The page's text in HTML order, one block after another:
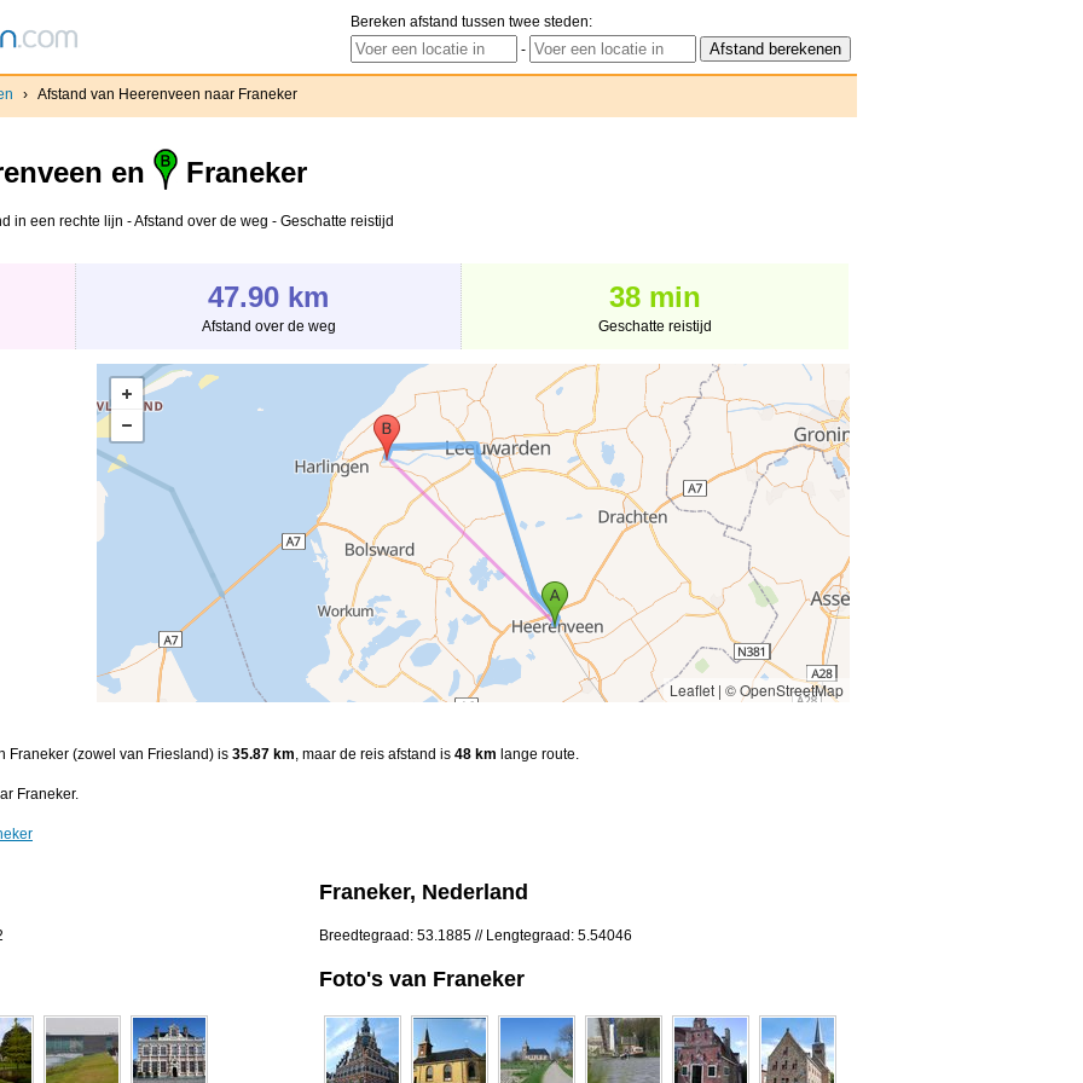
Bereken afstand tussen twee steden:
-
› Afstand van Heerenveen naar Franeker
en Franeker
in een rechte lijn - Afstand over de weg - Geschatte reistijd
47.90 km
Afstand over de weg
38 min
Geschatte reistijd
Leaflet | © OpenStreetMap
Franeker (zowel van Friesland) is 35.87 km, maar de reis afstand is 48 km lange route.
Franeker.
Franeker, Nederland
Breedtegraad: 53.1885 // Lengtegraad: 5.54046
Foto's van Franeker